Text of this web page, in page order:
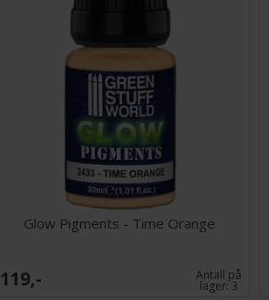
Glow Pigments - Time Orange
119,- Antall på
lager:3